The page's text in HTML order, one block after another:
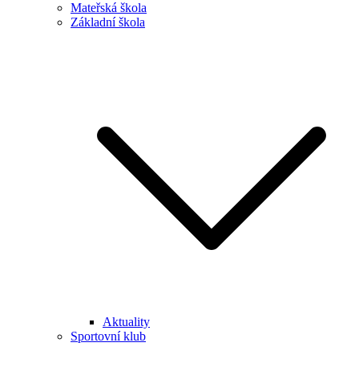
Mateřská škola
Základní škola
Aktuality
Sportovní klub